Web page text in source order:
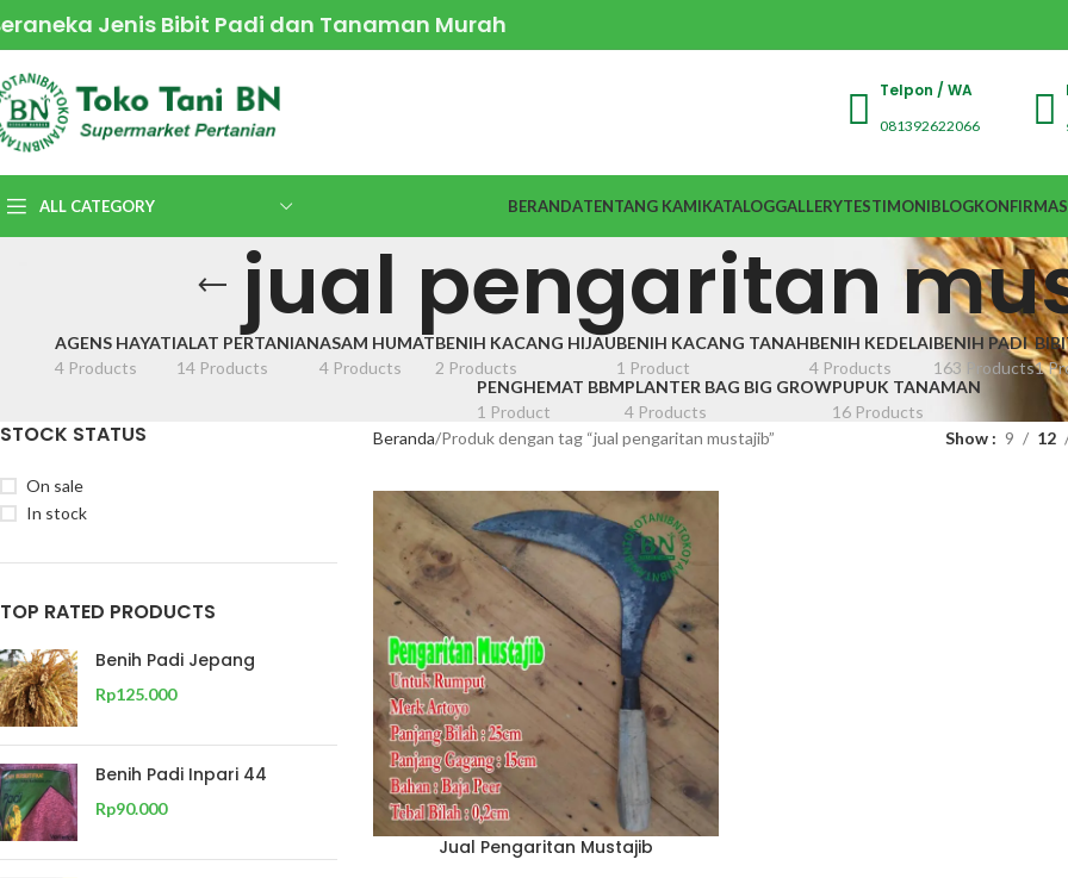
Jenis Bibit Padi dan Tanaman Murah
Telpon / WA
081392622066
ALL CATEGORY BERANDATENTANG KAMIKATALOGGALLERYTESTIMONIBLOG
jual pengaritan
AGENS HAYATI
4 Products
ALAT PERTANIAN
14 Products
ASAM HUMAT
4 Products
BENIH KACANG HIJAU
2 Products
BENIH KACANG TANAH
1 Product
BENIH KEDELAI
4 Products
BENIH PADI
163 Products1
PENGHEMAT BBM
1 Product
PLANTER BAG BIG GROW
4 Products
PUPUK TANAMAN
16 Products
STOCK STATUS
On sale
In stock
TOP RATED PRODUCTS
Benih Padi Jepang
Rp125.000
Benih Padi Inpari 44
Rp90.000
Beranda Produk dengan tag “jual pengaritan mustajib” Show 9 12
Jual Pengaritan Mustajib